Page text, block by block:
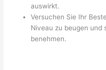
auswirkt.
Versuchen Sie Ihr
Niveau zu beugen und
benehmen.